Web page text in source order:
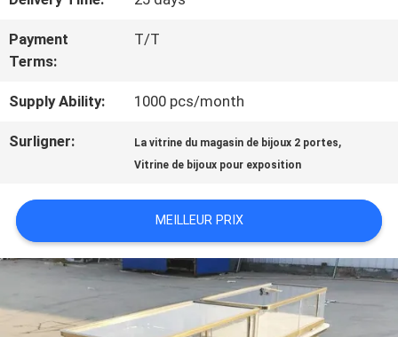
DE
QUALITÉ
CONTACTEZ-
DEMANDEZ
UNE
CITATION
Payment
Terms:
T/T
Supply Ability: 1000 pcs/month
Surligner: La vitrine du magasin de bijoux 2 portes,
Vitrine de bijoux pour exposition
MEILLEUR PRIX